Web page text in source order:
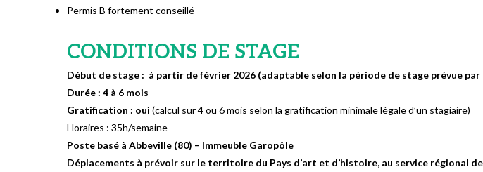
Permis B fortement conseillé
CONDITIONS DE STAGE
Début de stage : à partir de février 2026 (adaptable selon la période de stage prévue
Durée : 4 à 6 mois
Gratification : oui (calcul sur 4 ou 6 mois selon la gratification minimale légale d’un stagiaire)
Horaires : 35h/semaine
Poste basé à Abbeville (80) – Immeuble Garopôle
Déplacements à prévoir sur le territoire du Pays d’art et d’histoire, au service régional